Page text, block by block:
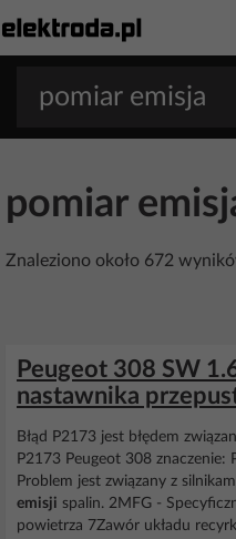
pomiar
Znaleziono około 672
Peugeot 308 SW
nastawnika
Błąd P2173 jest błędem
P2173 Peugeot 308 znaczenie:
Problem jest związany z
emisji spalin. 2MFG -
powietrza 7Zawór układu